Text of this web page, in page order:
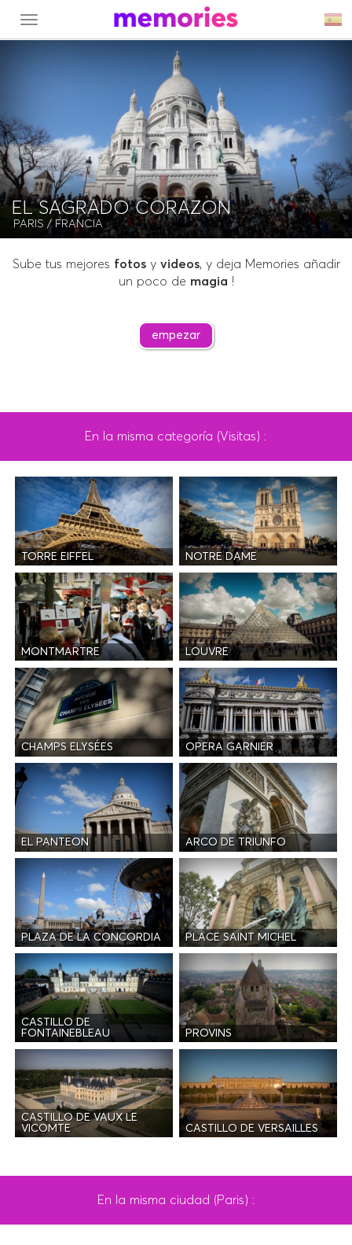
MENU
EL SAGRADO CORAZON
PARIS / FRANCIA
Sube tus mejores fotosy videos, y deja Memories añadir
un poco de magia !
empezar
En la misma categoría (Visitas) :
TORRE EIFFEL NOTRE DAME
MONTMARTRE LOUVRE
CHAMPS ELYSÉES OPERA GARNIER
EL PANTEON ARCO DE TRIUNFO
PLAZA DE LA CONCORDIA PLACE SAINT MICHEL
CASTILLO DE
FONTAINEBLEAU
PROVINS
CASTILLO DE VAUX LE
VICOMTE
CASTILLO DE VERSAILLES
En la misma ciudad (Paris) :